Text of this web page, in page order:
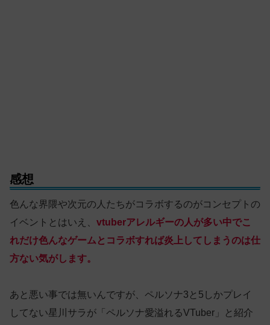
感想
色んな界隈や次元の人たちがコラボするのがコンセプトの
イベントとはいえ、 vtuberアレルギーの人が多い中でこ
れだけ色んなゲームとコラボすれば炎上してしまうのは仕
方ない気がします。
あと悪い事では無いんですが、ペルソナ3と5しかプレイ
してない星川サラが「ペルソナ愛溢れるVTuber」と紹介